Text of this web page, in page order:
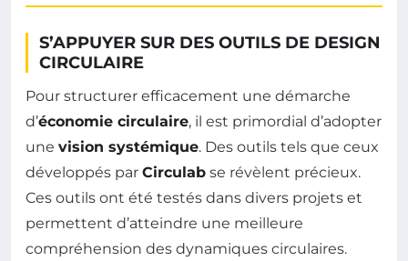
S’APPUYER SUR DES OUTILS DE DESIGN
CIRCULAIRE
Pour structurer efficacement une démarche
d’économie circulaire, il est primordial d’adopter
une vision systémique. Des outils tels que ceux
développés par Circulab se révèlent précieux.
Ces outils ont été testés dans divers projets et
permettent d’atteindre une meilleure
compréhension des dynamiques circulaires.